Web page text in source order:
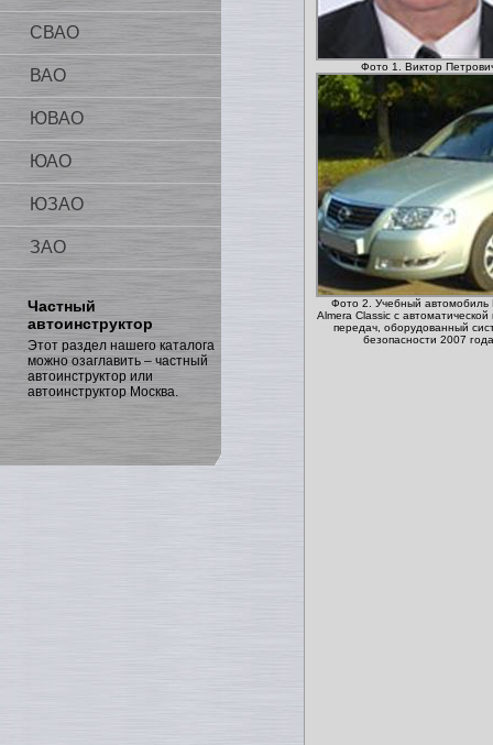
СВАО
ВАО
ЮВАО
ЮАО
ЮЗАО
ЗАО
Частный
автоинструктор
Этот раздел нашего каталога
можно озаглавить – частный
автоинструктор или
автоинструктор Москва.
Фото 1. Виктор
Фото 2. Учебный автомобиль
Almera Classic с автоматической
передач, оборудованный
безопасности 2007 года